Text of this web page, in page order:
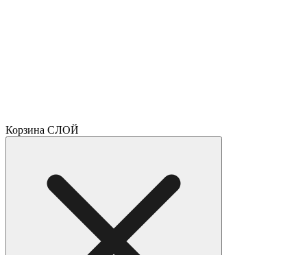
Корзина СЛОЙ